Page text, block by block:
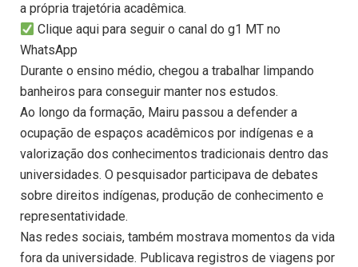
a própria trajetória acadêmica.
Clique aqui para seguir o canal do g1 MT no
WhatsApp
Durante o ensino médio, chegou a trabalhar limpando
banheiros para conseguir manter nos estudos.
Ao longo da formação, Mairu passou a defender a
ocupação de espaços acadêmicos por indígenas e a
valorização dos conhecimentos tradicionais dentro das
universidades. O pesquisador participava de debates
sobre direitos indígenas, produção de conhecimento e
representatividade.
Nas redes sociais, também mostrava momentos da vida
fora da universidade. Publicava registros de viagens por